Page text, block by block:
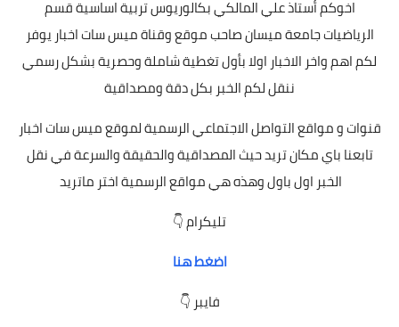
اخوكم أستاذ علي المالكي بكالوريوس تربية اساسية قسم
الرياضيات جامعة ميسان صاحب موقع وقناة ميس سات اخبار يوفر
لكم اهم واخر الاخبار اولا بأول تغطية شاملة وحصرية بشكل رسمي
ننقل لكم الخبر بكل دقة ومصداقية
قنواتو مواقع التواصل الاجتماعي الرسمية لموقع ميس سات اخبار
تابعنا باي مكان تريد حيث المصداقية والحقيقة والسرعة في نقل
الخبر اول باول وهذه هي مواقع الرسمية اختر ماتريد
تليكرام 👇
اضغط هنا
فايبر 👇